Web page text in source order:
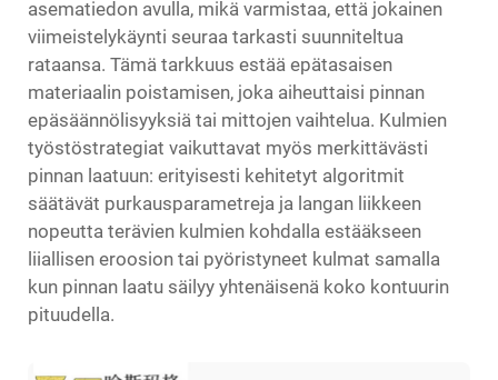
asematiedon avulla, mikä varmistaa, että jokainen
viimeistelykäynti seuraa tarkasti suunniteltua
rataansa. Tämä tarkkuus estää epätasaisen
materiaalin poistamisen, joka aiheuttaisi pinnan
epäsäännölisyyksiä tai mittojen vaihtelua. Kulmien
työstöstrategiat vaikuttavat myös merkittävästi
pinnan laatuun: erityisesti kehitetyt algoritmit
säätävät purkausparametreja ja langan liikkeen
nopeutta terävien kulmien kohdalla estääkseen
liiallisen eroosion tai pyöristyneet kulmat samalla
kun pinnan laatu säilyy yhtenäisenä koko kontuurin
pituudella.